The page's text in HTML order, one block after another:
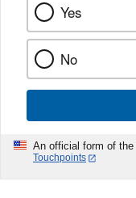
Yes
No
An official form of
Touchpoints